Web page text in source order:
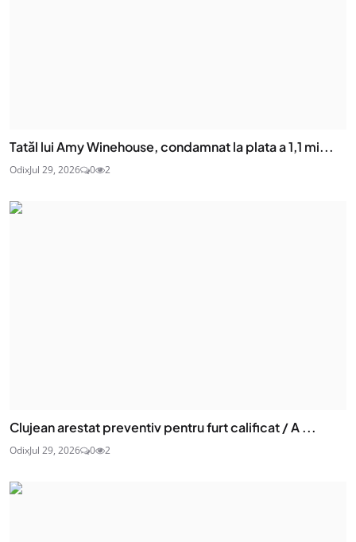
Tatăl lui Amy Winehouse, condamnat la plata a 1,1 mi...
OdixJul 29, 2026 0 2
Clujean arestat preventiv pentru furt calificat / A ...
OdixJul 29, 2026 0 2